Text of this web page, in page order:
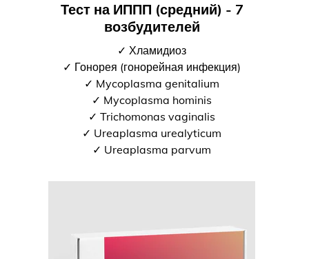
Тест на ИППП (средний) - 7
возбудителей
✓ Хламидиоз
✓ Гонорея (гонорейная инфекция)
✓ Mycoplasma genitalium
✓ Mycoplasma hominis
✓ Trichomonas vaginalis
✓ Ureaplasma urealyticum
✓ Ureaplasma parvum